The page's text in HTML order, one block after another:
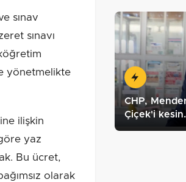
sınav
sınavı
yönetmelikte
ilişkin
yaz
Bu ücret,
olarak
CHP,
Çiçek'i